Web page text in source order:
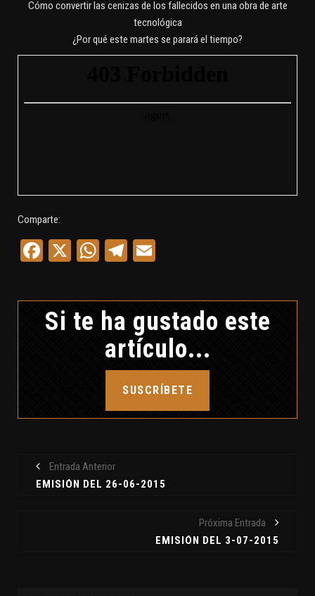
Cómo convertir las cenizas de los fallecidos en una obra de arte
tecnológica
¿Por qué este martes se parará el tiempo?
Comparte:
Facebook
X WhatsApp
Telegram
Si te ha gustado este
artículo...
SUSCRÍBETE
Entrada Anterior
EMISIÓN DEL 26-06-2015
Próxima Entrada
EMISIÓN DEL 3-07-2015